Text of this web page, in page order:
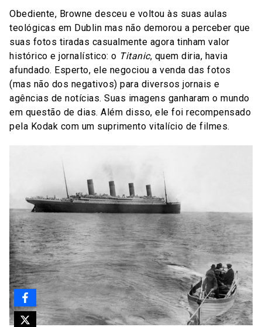
Obediente, Browne desceu e voltou às suas aulas
teológicas em Dublin mas não demorou a perceber que
suas fotos tiradas casualmente agora tinham valor
histórico e jornalístico: o Titanic, quem diria, havia
afundado. Esperto, ele negociou a venda das fotos
(mas não dos negativos) para diversos jornais e
agências de notícias. Suas imagens ganharam o mundo
em questão de dias. Além disso, ele foi recompensado
pela Kodak com um suprimento vitalício de filmes.